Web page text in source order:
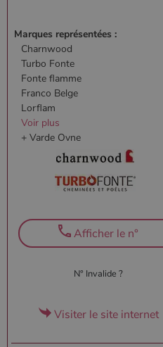
Marques représentées :
Charnwood
Turbo Fonte
Fonte flamme
Franco Belge
Lorflam
Voir plus
+ Varde Ovne
N° Invalide ?
Afficher le n°
Visiter le site internet